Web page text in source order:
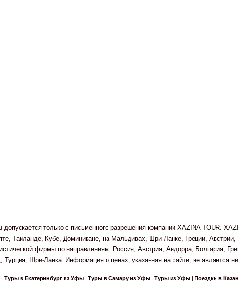
только с письменного разрешения компании XAZINA TOUR.
Таиланде, Кубе, Доминикане, на Мальдивах, Шри-Ланке, Греции,
фирмы по направлениям: Россия, Австрия, Андорра, Болгария,
Шри-Ланка. Информация о ценах, указанная на сайте, не является
Туры в Екатеринбург из Уфы Туры в Самару из Уфы Туры из Уфы Поездки в